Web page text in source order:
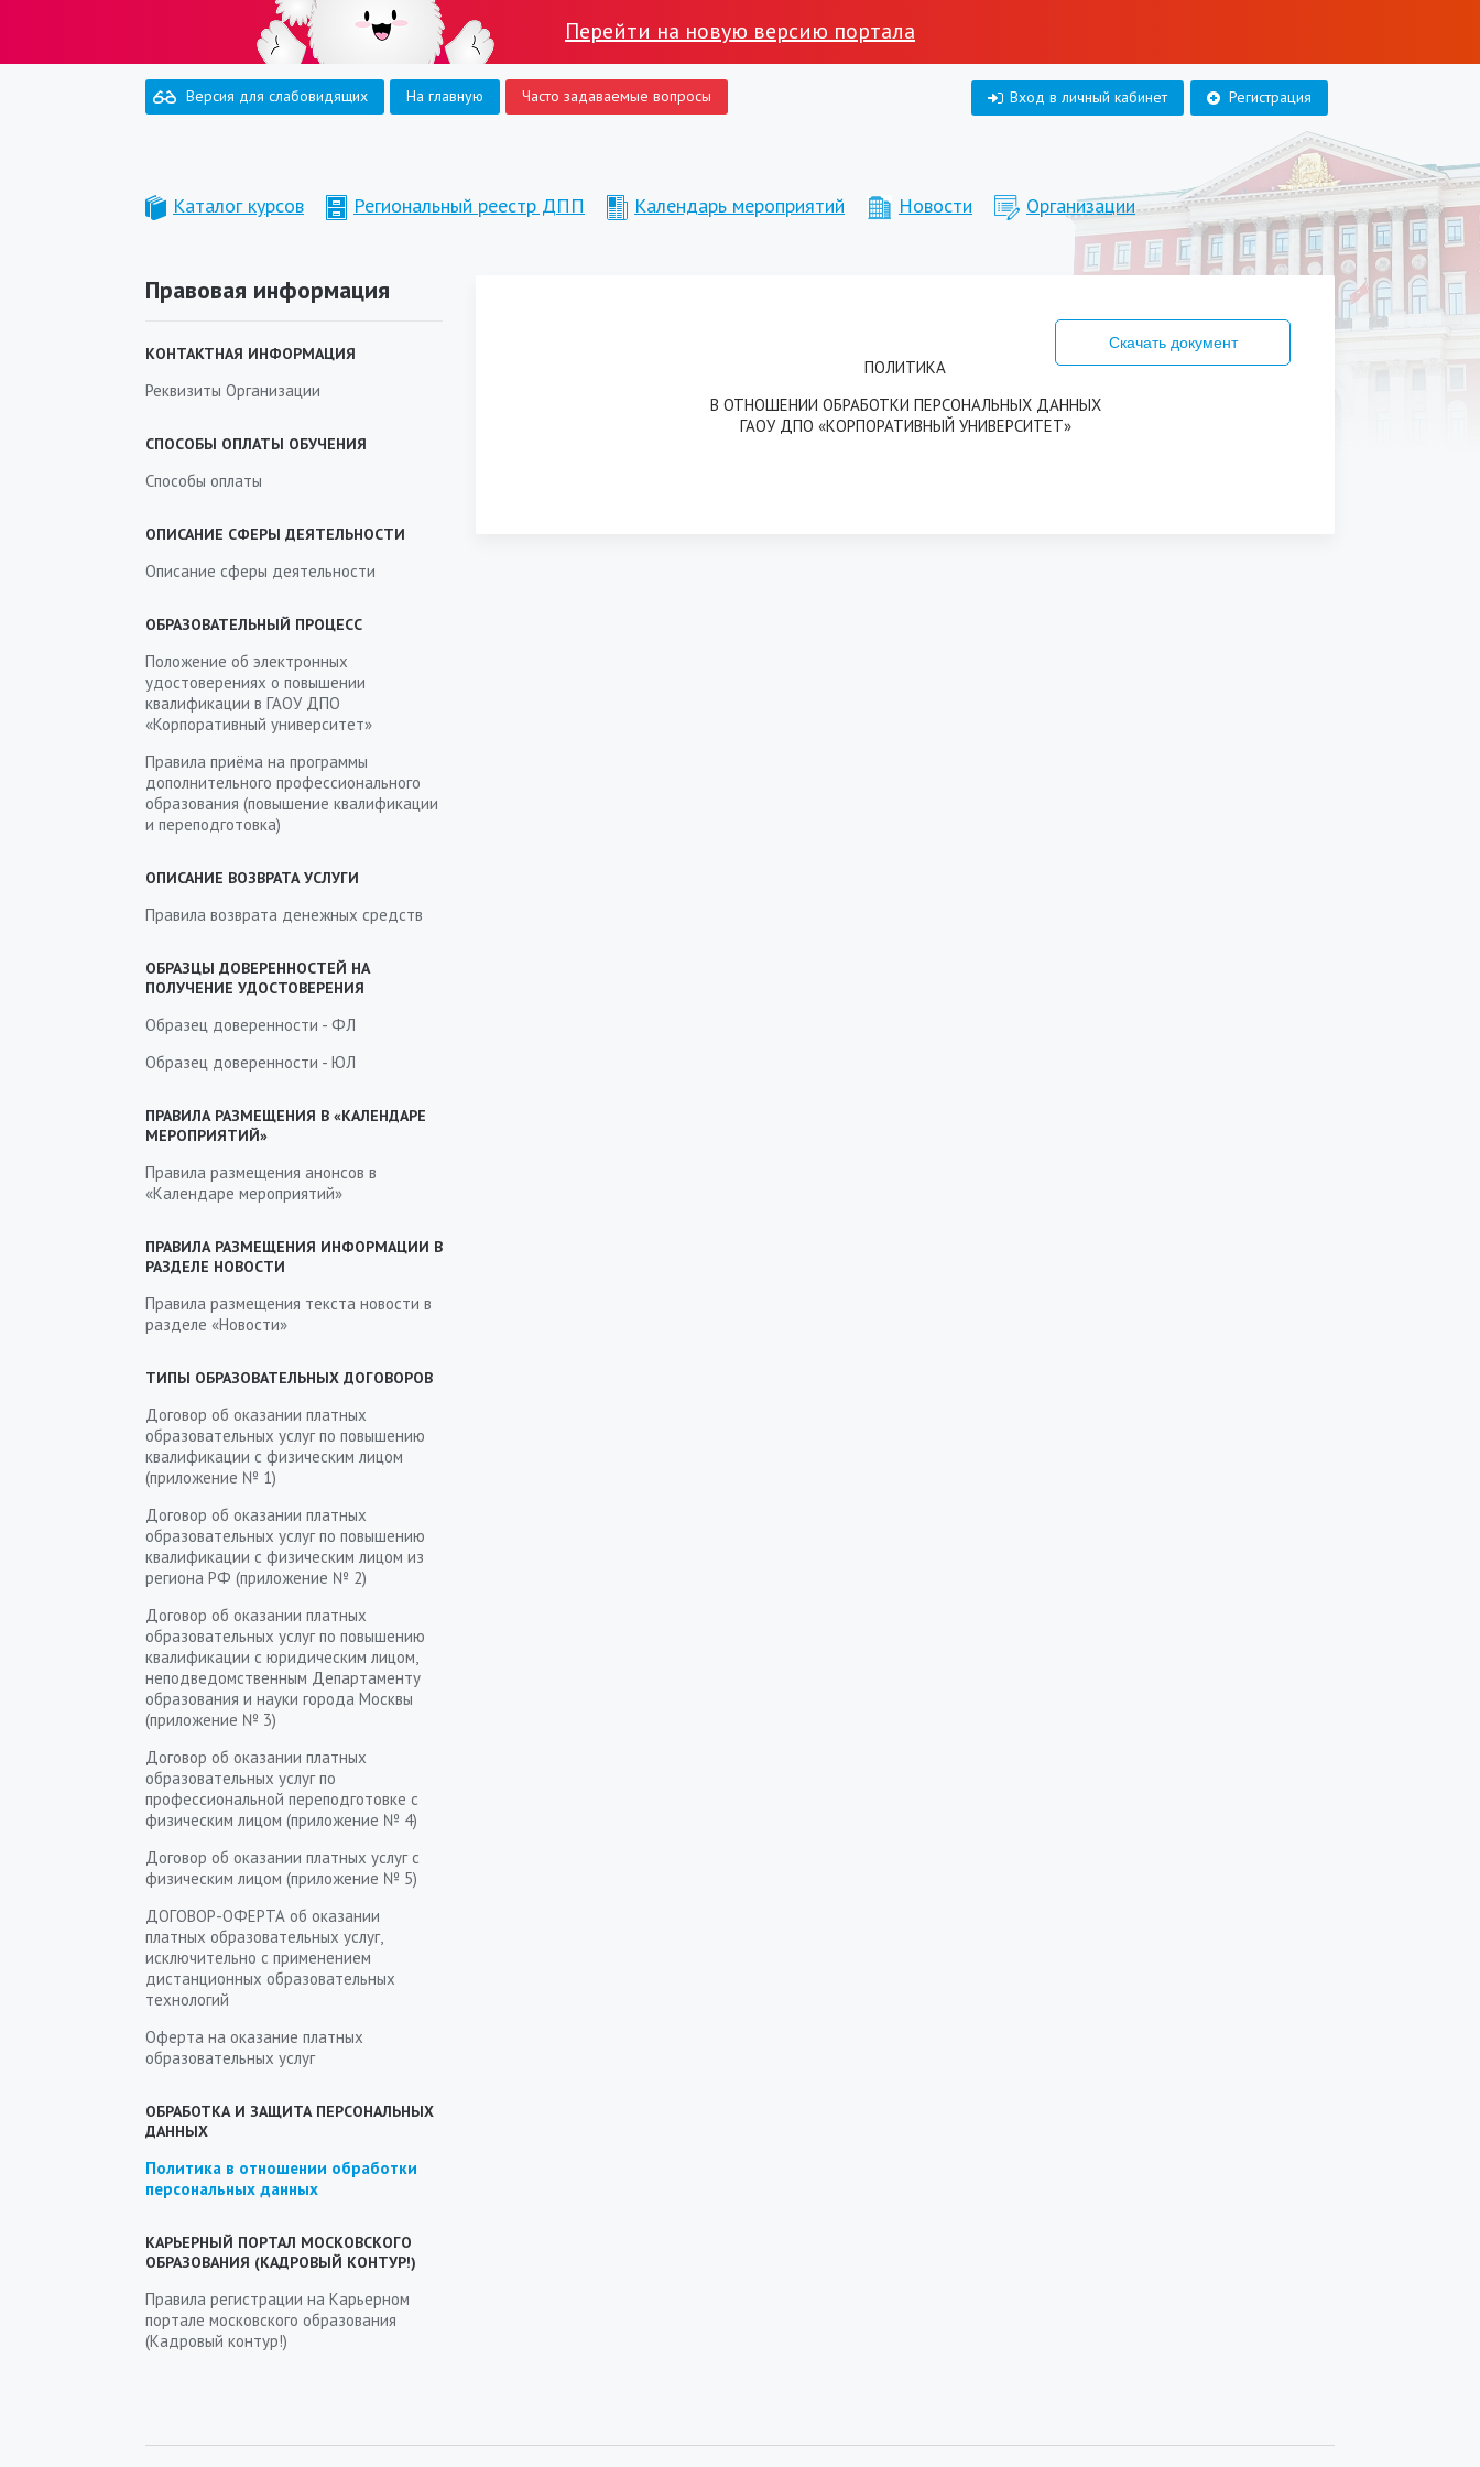
Перейти на новую версию портала
Версия для слабовидящих На главную Часто задаваемые вопросы Регистрация
Вход в личный кабинет
Каталог курсов Региональный реестр ДПП Календарь мероприятий Новости Организации
Правовая информация
КОНТАКТНАЯ ИНФОРМАЦИЯ
Реквизиты Организации
СПОСОБЫ ОПЛАТЫ ОБУЧЕНИЯ
Способы оплаты
ОПИСАНИЕ СФЕРЫ ДЕЯТЕЛЬНОСТИ
Описание сферы деятельности
ОБРАЗОВАТЕЛЬНЫЙ ПРОЦЕСС
Положение об электронных
удостоверениях о повышении
квалификации в ГАОУ ДПО
«Корпоративный университет»
Правила приёма на программы
дополнительного профессионального
образования (повышение квалификации
и переподготовка)
ОПИСАНИЕ ВОЗВРАТА УСЛУГИ
Правила возврата денежных средств
ОБРАЗЦЫ ДОВЕРЕННОСТЕЙ НА
ПОЛУЧЕНИЕ УДОСТОВЕРЕНИЯ
Образец доверенности - ФЛ
Образец доверенности - ЮЛ
ПРАВИЛА РАЗМЕЩЕНИЯ В «КАЛЕНДАРЕ
МЕРОПРИЯТИЙ»
Правила размещения анонсов в
«Календаре мероприятий»
ПРАВИЛА РАЗМЕЩЕНИЯ ИНФОРМАЦИИ В
РАЗДЕЛЕ НОВОСТИ
Правила размещения текста новости в
разделе «Новости»
ТИПЫ ОБРАЗОВАТЕЛЬНЫХ ДОГОВОРОВ
Договор об оказании платных
образовательных услуг по повышению
квалификации с физическим лицом
(приложение № 1)
Договор об оказании платных
образовательных услуг по повышению
квалификации с физическим лицом из
региона РФ (приложение № 2)
Договор об оказании платных
образовательных услуг по повышению
квалификации с юридическим лицом,
неподведомственным Департаменту
образования и науки города Москвы
(приложение № 3)
Договор об оказании платных
образовательных услуг по
профессиональной переподготовке с
физическим лицом (приложение № 4)
Договор об оказании платных услуг с
физическим лицом (приложение № 5)
ДОГОВОР-ОФЕРТА об оказании
платных образовательных услуг,
исключительно с применением
дистанционных образовательных
технологий
Оферта на оказание платных
образовательных услуг
ОБРАБОТКА И ЗАЩИТА ПЕРСОНАЛЬНЫХ
ДАННЫХ
Политика в отношении обработки
персональных данных
КАРЬЕРНЫЙ ПОРТАЛ МОСКОВСКОГО
ОБРАЗОВАНИЯ (КАДРОВЫЙ КОНТУР!)
Правила регистрации на Карьерном
портале московского образования
(Кадровый контур!)
Скачать документ
ПОЛИТИКА
В ОТНОШЕНИИ ОБРАБОТКИ ПЕРСОНАЛЬНЫХ ДАННЫХ
ГАОУ ДПО «КОРПОРАТИВНЫЙ УНИВЕРСИТЕТ»